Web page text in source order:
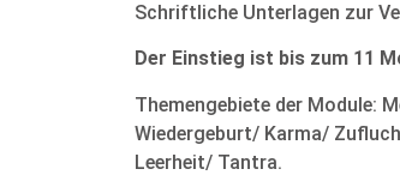
Schriftliche Unterlagen zur
Der Einstieg ist bis zum 11
Themengebiete der Module:
Wiedergeburt/ Karma/
Leerheit/ Tantra.